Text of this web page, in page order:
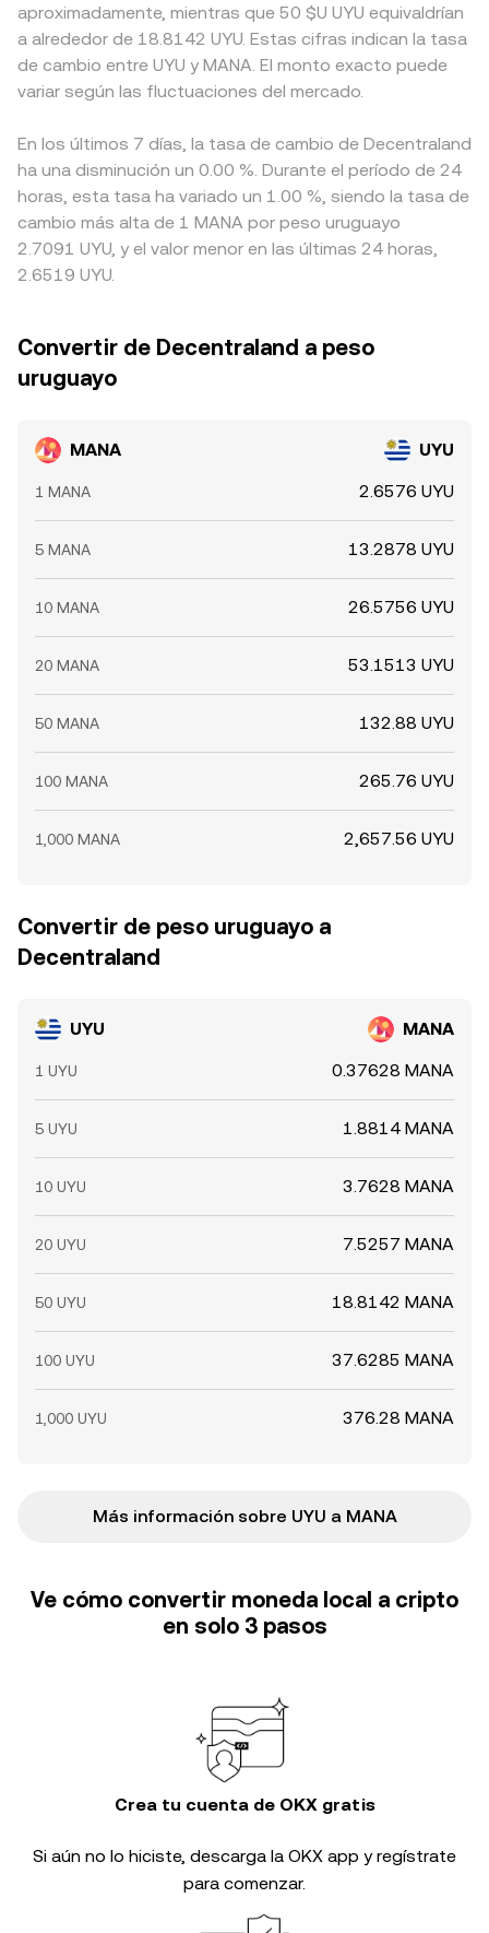
aproximadamente, mientras que 50 $U UYU equivaldrían
a alrededor de 18.8142 UYU. Estas cifras indican la tasa
de cambio entre UYU y MANA. El monto exacto puede
variar según las fluctuaciones del mercado.
En los últimos 7 días, la tasa de cambio de Decentraland
ha una disminución un 0.00 %. Durante el período de 24
horas, esta tasa ha variado un 1.00 %, siendo la tasa de
cambio más alta de 1 MANA por peso uruguayo
2.7091 UYU, y el valor menor en las últimas 24 horas,
2.6519 UYU.
Convertir de Decentraland a peso
uruguayo
MANA UYU
1 MANA 2.6576 UYU
5 MANA 13.2878 UYU
10 MANA 26.5756 UYU
20 MANA 53.1513 UYU
50 MANA 132.88 UYU
100 MANA 265.76 UYU
1,000 MANA 2,657.56 UYU
Convertir de peso uruguayo a
Decentraland
UYU MANA
1 UYU 0.37628 MANA
5 UYU 1.8814 MANA
10 UYU 3.7628 MANA
20 UYU 7.5257 MANA
50 UYU 18.8142 MANA
100 UYU 37.6285 MANA
1,000 UYU 376.28 MANA
Más información sobre UYU a MANA
Ve cómo convertir moneda local a cripto
en solo 3 pasos
Crea tu cuenta de OKX gratis
Si aún no lo hiciste, descarga la OKX app y regístrate
para comenzar.